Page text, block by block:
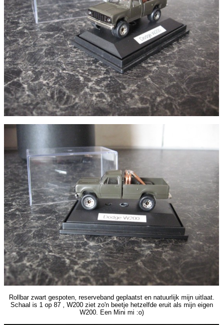
Rollbar zwart gespoten, reserveband geplaatst en natuurlijk mijn uitlaat.
Schaal is 1 op 87 , W200 ziet zo'n beetje hetzelfde eruit als mijn eigen
W200. Een Mini mi :o)